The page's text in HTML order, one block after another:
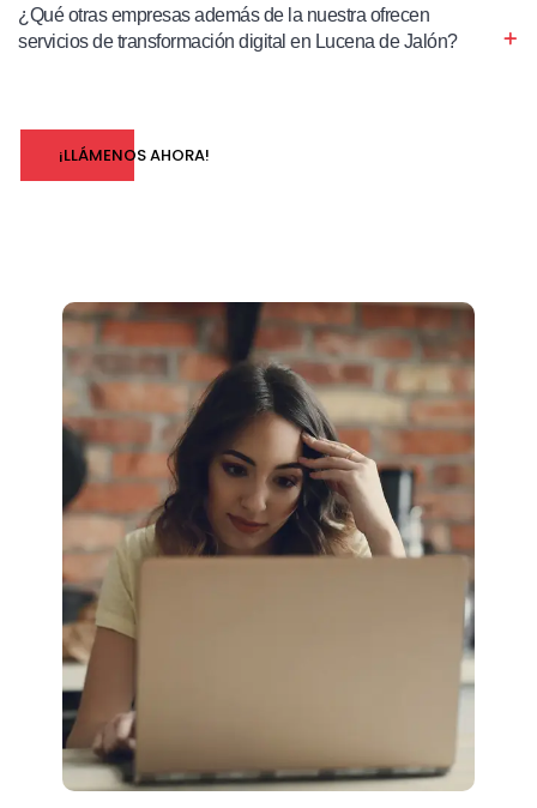
¿Qué otras empresas además de la nuestra ofrecen
servicios de transformación digital en Lucena de Jalón?
¡LLÁMENOS AHORA!